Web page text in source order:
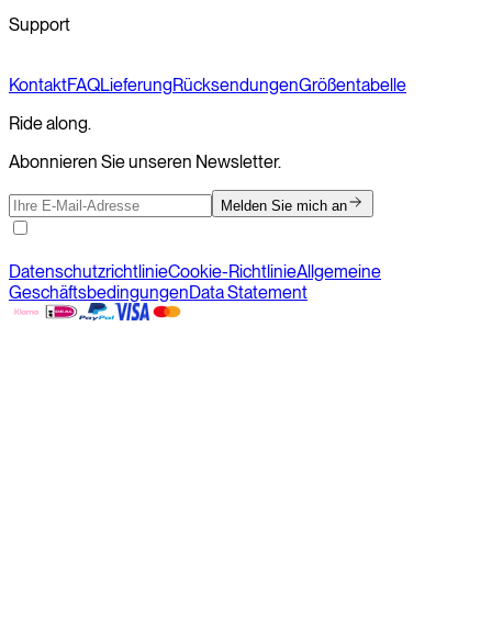
Support
KontaktFAQLieferungRücksendungenGrößentabelle
Ride along.
Abonnieren Sie unseren Newsletter.
Melden Sie mich an
DatenschutzrichtlinieCookie-RichtlinieAllgemeine
GeschäftsbedingungenData Statement